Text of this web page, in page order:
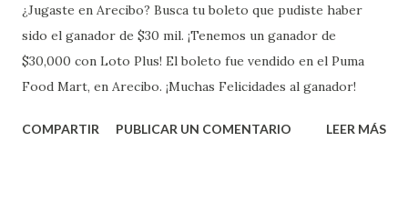
¿Jugaste en Arecibo? Busca tu boleto que pudiste haber
sido el ganador de $30 mil. ¡Tenemos un ganador de
$30,000 con Loto Plus! El boleto fue vendido en el Puma
Food Mart, en Arecibo. ¡Muchas Felicidades al ganador!
COMPARTIR PUBLICAR UN COMENTARIO LEER MÁS